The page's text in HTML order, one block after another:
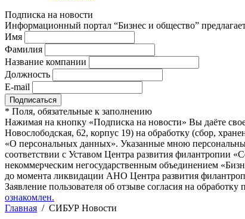
Подписка на новости
Информационный портал “Бизнес и общество”
Имя
Фамилия
Название компании
Должность
E-mail
* Поля, обязательные к заполнению
Нажимая на кнопку «Подписка на новости» Вы даёте
Новослободская, 62, корпус 19) на обработку (сбор,
«О персональных данных». Указанные мною
соответствии с Уставом Центра развития филантропии
некоммерческим негосударственным объединением
до момента ликвидации АНО Центра развития
Заявление пользователя об отзыве согласия на
ознакомлен.
Главная / СИБУР Новости